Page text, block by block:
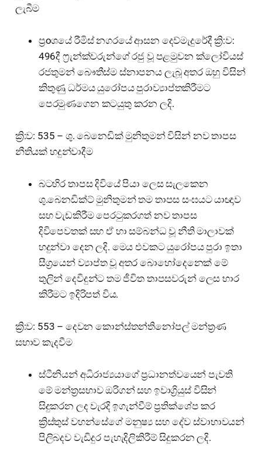
ලැබීම
ප්‍රoශයේ රීමිස් නගරයේ ආසන දෙව්මැදුරේදී ක්‍රි:ව:
496දී ෆ්‍රැන්ක්වරුන්ගේ රජු වූ පළමුවන ක්ලෝවියස්
රජතුමන් බෞතීස්ම ස්නාපනය ලැබූ අතර ඔහු විසින්
කිතුණු ධර්මය යුරෝපය පුරාව්‍යාප්තකිරීමට
පෙරමුණගෙන කටයුතු කරන ලදි.
ක්‍රි:ව: 535 – ශු. බෙනෙඩික් මුනිතුමන් විසින් නව තාපස
නීතියක් හදුන්වාදීම
බටහිර තාපස දිවියේ පියා ලෙස සැලකෙන
ශු.බෙනඩික්ට් මුනිතුමන් තම තාපස සංඝයට යාඥාව
සහ වැඩකිරීම පෙරටුකරගත් නව තාපස
දිවිපෙවතක් සහ ඒ හා සම්බන්ධ වූ නීති මාලාවක්
හදුන්වා දෙන ලදි. මෙය එවකට යුරෝපය පුරා ඉතා
සීග්‍රයෙන් ව්‍යාප්ත වූ අතර බොහෝදෙනෙක් මේ
තුලින් දෙවිදුන්ට තම ජීවිත තාපසවරුන් ලෙස භාර
කිරීමට ඉදිරිපත් විය.
ක්‍රි:ව: 553 – දෙවන කොන්ස්තන්තිනෝපල් මන්ත්‍රණ
සභාව කැදවීම
ස්ටීනියන් අධිරාජ්‍යයාගේ ප්‍රධානත්වයෙන් පැවති
මේ මන්ත්‍රසභාව ඔරිගන් සහ ඉවාග්‍රියුස් විසින්
සිදුකරන ලද වැරදි ඉගැන්වීම් ප්‍රතික්ශේප කර
ක්‍රිස්තුස් වහන්සේගේ මනුෂ්‍ය සහ දේව ස්වාභාවයන්
පිලිබදව වැඩිදුර පැහැදිලිකිරීම් සිදුකරන ලදි.